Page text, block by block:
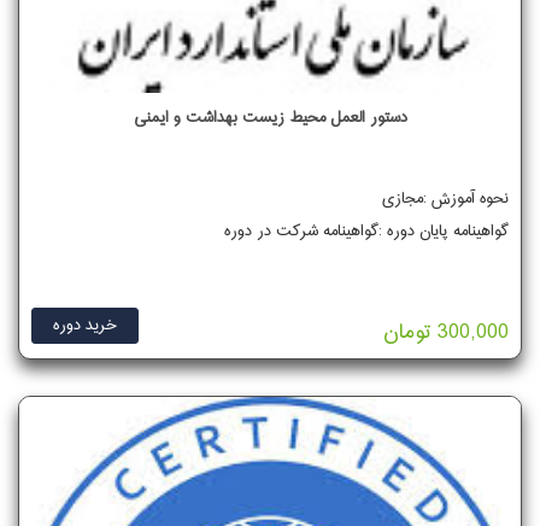
دستور العمل محیط زیست بهداشت و ایمنی
نحوه آموزش :مجازی
گواهینامه پایان دوره :گواهینامه شرکت در دوره
خرید دوره 300,000 تومان